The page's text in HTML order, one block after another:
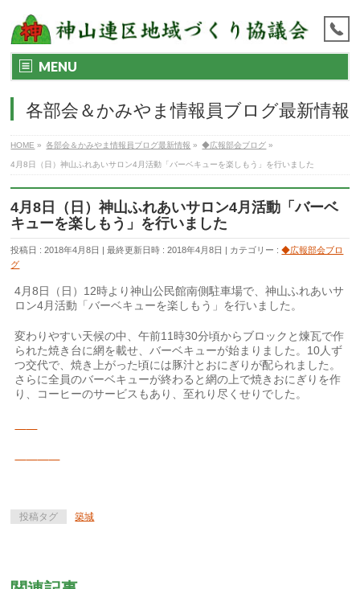
MENU
各部会＆かみやま情報員ブログ最新情報
HOME » 各部会＆かみやま情報員ブログ最新情報 » ◆広報部会ブログ »
4月8日（日）神山ふれあいサロン4月活動「バーベキューを楽しもう」を行いました
4月8日（日）神山ふれあいサロン4月活動「バーベ
キューを楽しもう」を行いました
投稿日 : 2018年4月8日 最終更新日時 : 2018年4月8日 カテゴリー :◆広報部会ブロ
グ
4月8日（日）12時より神山公民館南側駐車場で、神山ふれあいサ
ロン4月活動「バーベキューを楽しもう」を行いました。
変わりやすい天候の中、午前11時30分頃からブロックと煉瓦で作
られた焼き台に網を載せ、バーベキューが始まりました。10人ず
つ交代で、焼き上がった頃には豚汁とおにぎりが配られました。
さらに全員のバーベキューが終わると網の上で焼きおにぎりを作
り、コーヒーのサービスもあり、至れり尽くせりでした。
投稿タグ 築城